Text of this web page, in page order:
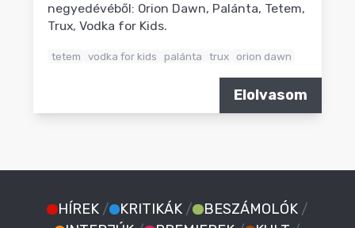
negyedévéből: Orion Dawn, Palánta, Tetem,
Trux, Vodka for Kids.
tetem vodka for kids palánta trux orion dawn
Elolvasom
HÍREK / KRITIKÁK / BESZÁMOLÓK /